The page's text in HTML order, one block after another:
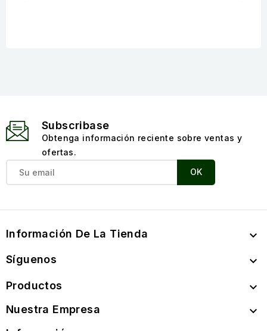
Subscribase
Obtenga información reciente sobre ventas y
ofertas.
Información De La Tienda 
Síguenos 
Productos 
Nuestra Empresa 